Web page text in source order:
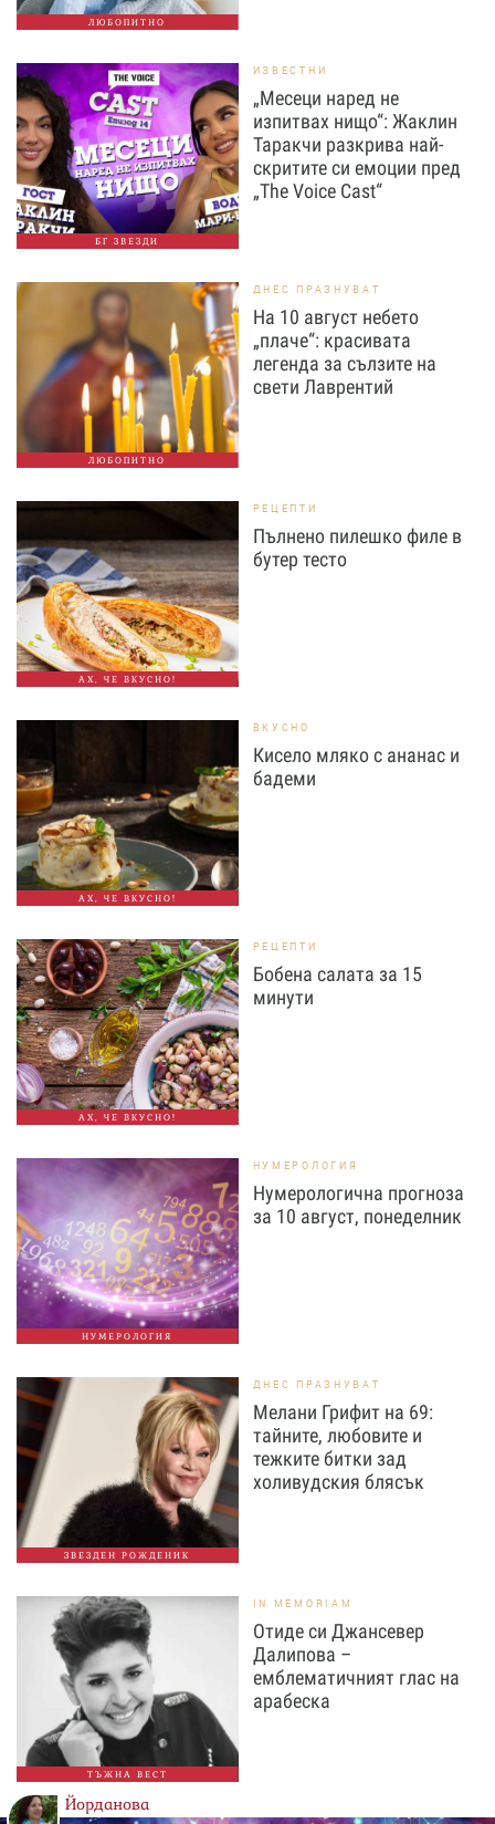
ЛЮБОПИТНО
БГ ЗВЕЗДИ
ИЗВЕСТНИ
„Месеци наред не
изпитвах нищо“: Жаклин
Таракчи разкрива най-
скритите си емоции пред
„The Voice Cast“
ЛЮБОПИТНО
ДНЕС ПРАЗНУВАТ
На 10 август небето
„плаче“: красивата
легенда за сълзите на
свети Лаврентий
АХ, ЧЕ ВКУСНО!
РЕЦЕПТИ
Пълнено пилешко филе в
бутер тесто
АХ, ЧЕ ВКУСНО!
ВКУСНО
Кисело мляко с ананас и
бадеми
АХ, ЧЕ ВКУСНО!
РЕЦЕПТИ
Бобена салата за 15
минути
НУМЕРОЛОГИЯ
НУМЕРОЛОГИЯ
Нумерологична прогноза
за 10 август, понеделник
ЗВЕЗДЕН РОЖДЕНИК
ДНЕС ПРАЗНУВАТ
Мелани Грифит на 69:
тайните, любовите и
тежките битки зад
холивудския блясък
ТЪЖНА ВЕСТ
IN MEMORIAM
Отиде си Джансевер
Далипова –
емблематичният глас на
арабеска
Йорданова